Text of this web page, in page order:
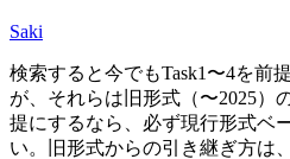
Saki
検索すると今でもTask1〜4を前
が、それらは旧形式（〜2025）
提にするなら、必ず現行形式ベ
い。旧形式からの引き継ぎ方は